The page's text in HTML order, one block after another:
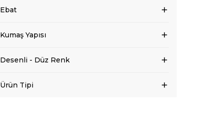
Ebat
Kumaş Yapısı
Desenli - Düz Renk
Ürün Tipi